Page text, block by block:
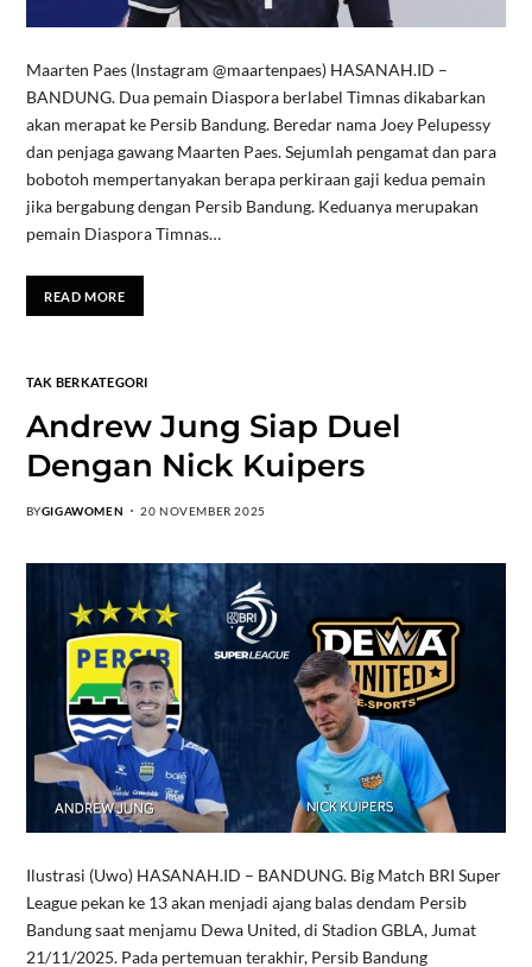
Maarten Paes (Instagram @maartenpaes) HASANAH.ID –
BANDUNG. Dua pemain Diaspora berlabel Timnas dikabarkan
akan merapat ke Persib Bandung. Beredar nama Joey Pelupessy
dan penjaga gawang Maarten Paes. Sejumlah pengamat dan para
bobotoh mempertanyakan berapa perkiraan gaji kedua pemain
jika bergabung dengan Persib Bandung. Keduanya merupakan
pemain Diaspora Timnas…
READ MORE
TAK BERKATEGORI
Andrew Jung Siap Duel
Dengan Nick Kuipers
BYGIGAWOMEN 20 NOVEMBER 2025
Ilustrasi (Uwo) HASANAH.ID – BANDUNG. Big Match BRI Super
League pekan ke 13 akan menjadi ajang balas dendam Persib
Bandung saat menjamu Dewa United, di Stadion GBLA, Jumat
21/11/2025. Pada pertemuan terakhir, Persib Bandung